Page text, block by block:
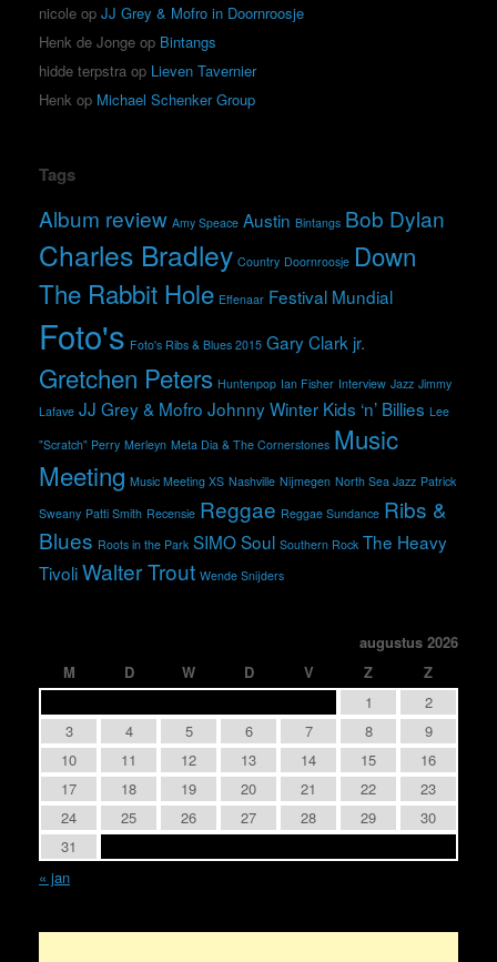
nicole op JJ Grey & Mofro in Doornroosje
Henk de Jonge op Bintangs
hidde terpstra op Lieven Tavernier
Henk op Michael Schenker Group
Tags
Album review Amy Speace Austin Bintangs Bob Dylan
Charles Bradley Country Doornroosje Down
The Rabbit Hole Effenaar Festival Mundial
Foto's Foto's Ribs & Blues 2015 Gary Clark jr.
Gretchen Peters Huntenpop Ian Fisher Interview Jazz Jimmy
Lafave JJ Grey & Mofro Johnny Winter Kids ‘n’ Billies Lee
"Scratch" Perry Merleyn Meta Dia & The Cornerstones Music
Meeting Music Meeting XS Nashville Nijmegen North Sea Jazz Patrick
Sweany Patti Smith Recensie Reggae Reggae Sundance Ribs &
Blues Roots in the Park SIMOSoul Southern Rock The Heavy
TivoliWalter Trout Wende Snijders
augustus 2026
M
D W D V Z
Z
1
2
3
4 5 6 7 8
9
10
11 12 13 14 15
16
17
18 19 20 21 22
23
24
25 26 27 28 29
30
31
« jan